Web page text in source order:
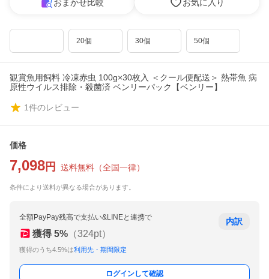
おまかせ比較 お気に入り
20個 30個 50個
観賞魚用飼料 冷凍赤虫 100g×30枚入 ＜クール便配送＞ 熱帯魚 病
原性ウイルス排除・殺菌済 ベンリーパック【ベンリー】
1件のレビュー
価格
7,098 円 送料無料 （全国一律）
条件により送料が異なる場合があります。
全額PayPay残高で支払い&LINEと連携で
獲得 5% （324pt）
獲得のうち4.5%は利用先・期間限定
内訳
ログインして確認